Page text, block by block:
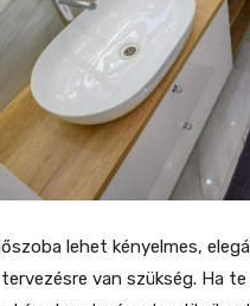
lehet kényelmes,
van szükség. Ha